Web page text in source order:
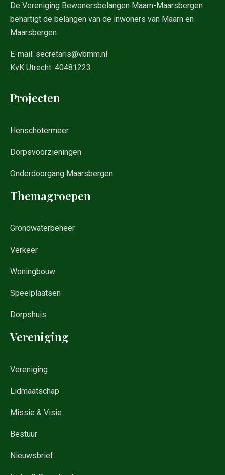
De Vereniging Bewonersbelangen Maarn-Maarsbergen
behartigt de belangen van de inwoners van Maarn en
Maarsbergen.
E-mail: secretaris@vbmm.nl
KvK Utrecht: 40481223
Projecten
Henschotermeer
Dorpsvoorzieningen
Onderdoorgang Maarsbergen
Themagroepen
Grondwaterbeheer
Verkeer
Woningbouw
Speelplaatsen
Dorpshuis
Vereniging
Vereniging
Lidmaatschap
Missie & Visie
Bestuur
Nieuwsbrief